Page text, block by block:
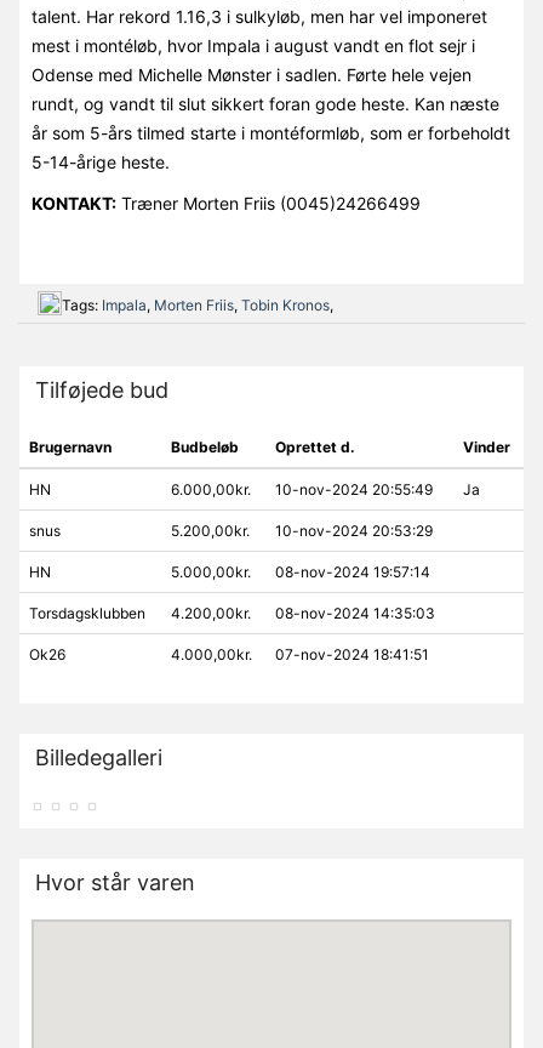
talent. Har rekord 1.16,3 i sulkyløb, men har vel imponeret
mest i montéløb, hvor Impala i august vandt en flot sejr i
Odense med Michelle Mønster i sadlen. Førte hele vejen
rundt, og vandt til slut sikkert foran gode heste. Kan næste
år som 5-års tilmed starte i montéformløb, som er forbeholdt
5-14-årige heste.
KONTAKT:Træner Morten Friis (0045)24266499
Tags: Impala, Morten Friis, Tobin Kronos,
Tilføjede bud
Brugernavn Budbeløb Oprettet d. Vinder
HN 6.000,00kr. 10-nov-2024 20:55:49 Ja
snus 5.200,00kr. 10-nov-2024 20:53:29
HN 5.000,00kr. 08-nov-2024 19:57:14
Torsdagsklubben 4.200,00kr. 08-nov-2024 14:35:03
Ok26 4.000,00kr. 07-nov-2024 18:41:51
Billedegalleri
Hvor står varen